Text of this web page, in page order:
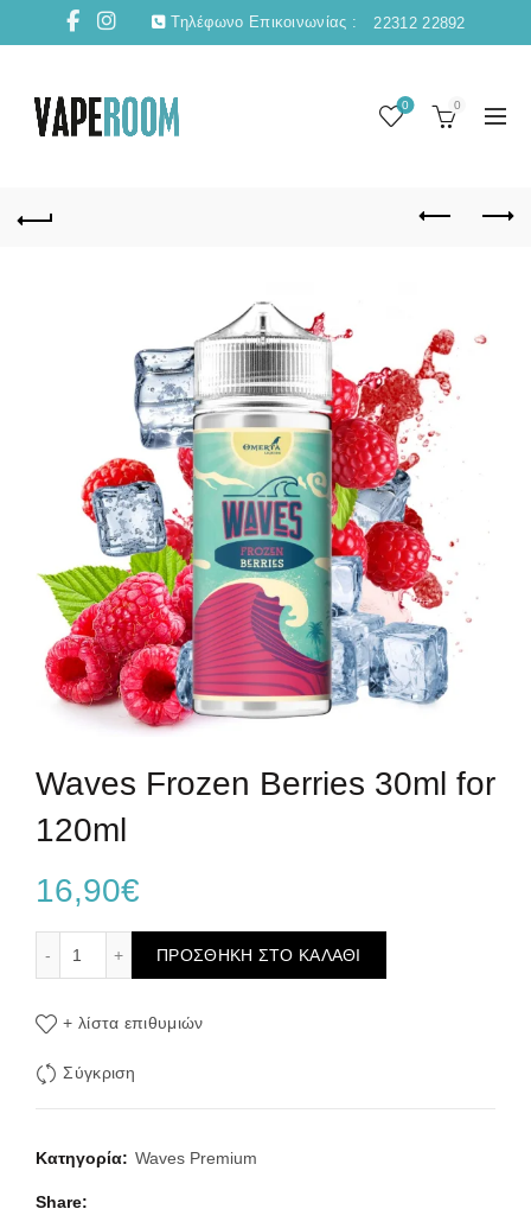
Τηλέφωνο Επικοινωνίας : 22312 22892
0 0
Waves Frozen Berries 30ml for
120ml
16,90€
ΠΡΟΣΘΉΚΗ ΣΤΟ ΚΑΛΆΘΙ
+ λίστα επιθυμιών
Σύγκριση
Κατηγορία: Waves Premium
Share